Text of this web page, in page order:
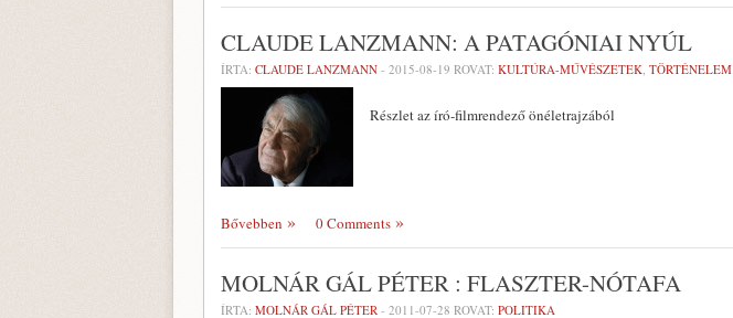
CLAUDE LANZMANN: A PATAGÓNIAI NYÚL
ÍRTA: CLAUDE LANZMANN - 2015-08-19 ROVAT: KULTÚRA-MŰVÉSZETEK, TÖRTÉNELEM
Részlet az író-filmrendező önéletrajzából
Bővebben 0 Comments
MOLNÁR GÁL PÉTER : FLASZTER-NÓTAFA
ÍRTA: MOLNÁR GÁL PÉTER - 2011-07-28 ROVAT: POLITIKA